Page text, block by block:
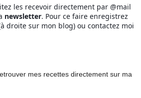
les recevoir directement par @mail
newsletter. Pour ce faire enregistrez
droite sur mon blog) ou contactez moi
mes recettes directement sur ma